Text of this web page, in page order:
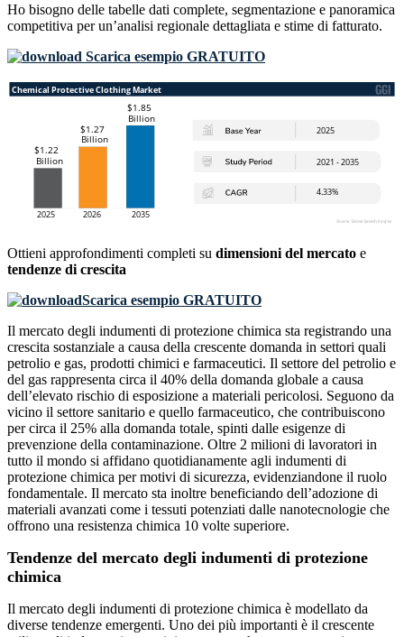
Ho bisogno delle tabelle dati complete, segmentazione e panoramica
competitiva per un’analisi regionale dettagliata e stime di fatturato.
Scarica esempio GRATUITO
Ottieni approfondimenti completi su dimensioni del mercato e
tendenze di crescita
Scarica esempio GRATUITO
Il mercato degli indumenti di protezione chimica sta registrando una
crescita sostanziale a causa della crescente domanda in settori quali
petrolio e gas, prodotti chimici e farmaceutici. Il settore del petrolio e
del gas rappresenta circa il 40% della domanda globale a causa
dell’elevato rischio di esposizione a materiali pericolosi. Seguono da
vicino il settore sanitario e quello farmaceutico, che contribuiscono
per circa il 25% alla domanda totale, spinti dalle esigenze di
prevenzione della contaminazione. Oltre 2 milioni di lavoratori in
tutto il mondo si affidano quotidianamente agli indumenti di
protezione chimica per motivi di sicurezza, evidenziandone il ruolo
fondamentale. Il mercato sta inoltre beneficiando dell’adozione di
materiali avanzati come i tessuti potenziati dalle nanotecnologie che
offrono una resistenza chimica 10 volte superiore.
Tendenze del mercato degli indumenti di protezione
chimica
Il mercato degli indumenti di protezione chimica è modellato da
diverse tendenze emergenti. Uno dei più importanti è il crescente